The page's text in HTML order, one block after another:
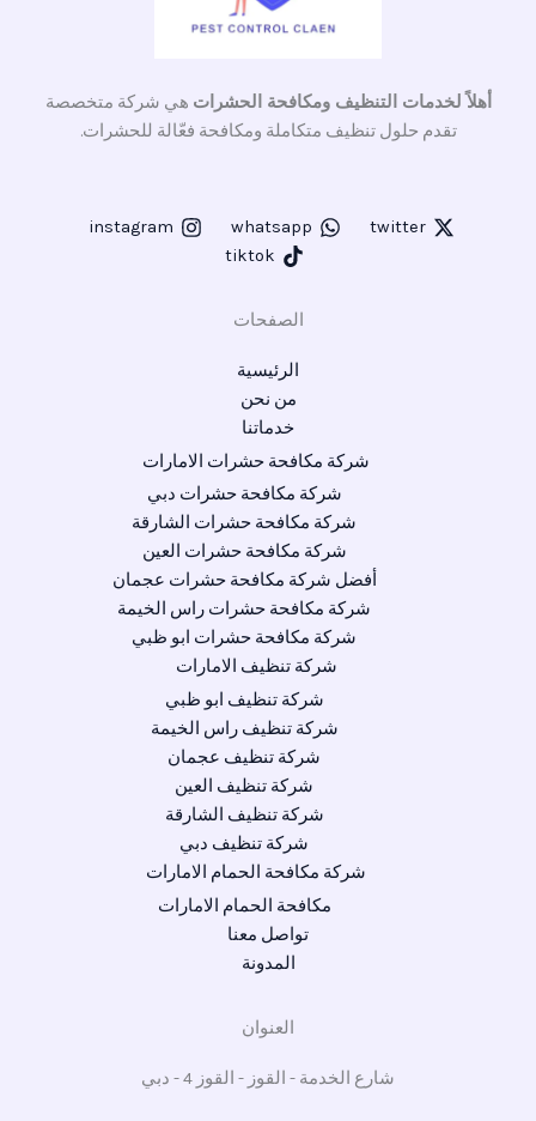
أهلاً لخدمات التنظيف ومكافحة الحشرات هي شركة متخصصة
تقدم حلول تنظيف متكاملة ومكافحة فعّالة للحشرات.
twitter
whatsapp
instagram
tiktok
الصفحات
الرئيسية
من نحن
خدماتنا
شركة مكافحة حشرات الامارات
شركة مكافحة حشرات دبي
شركة مكافحة حشرات الشارقة
شركة مكافحة حشرات العين
أفضل شركة مكافحة حشرات عجمان
شركة مكافحة حشرات راس الخيمة
شركة مكافحة حشرات ابو ظبي
شركة تنظيف الامارات
شركة تنظيف ابو ظبي
شركة تنظيف راس الخيمة
شركة تنظيف عجمان
شركة تنظيف العين
شركة تنظيف الشارقة
شركة تنظيف دبي
شركة مكافحة الحمام الامارات
مكافحة الحمام الامارات
تواصل معنا
المدونة
العنوان
شارع الخدمة - القوز - القوز 4 - دبي